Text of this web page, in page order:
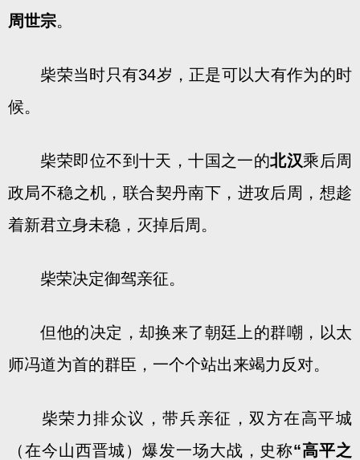
周世宗。
柴荣当时只有34岁，正是可以大有作为的时
候。
柴荣即位不到十天，十国之一的北汉乘后周
政局不稳之机，联合契丹南下，进攻后周，想趁
着新君立身未稳，灭掉后周。
柴荣决定御驾亲征。
但他的决定，却换来了朝廷上的群嘲，以太
师冯道为首的群臣，一个个站出来竭力反对。
柴荣力排众议，带兵亲征，双方在高平城
（在今山西晋城）爆发一场大战，史称“高平之